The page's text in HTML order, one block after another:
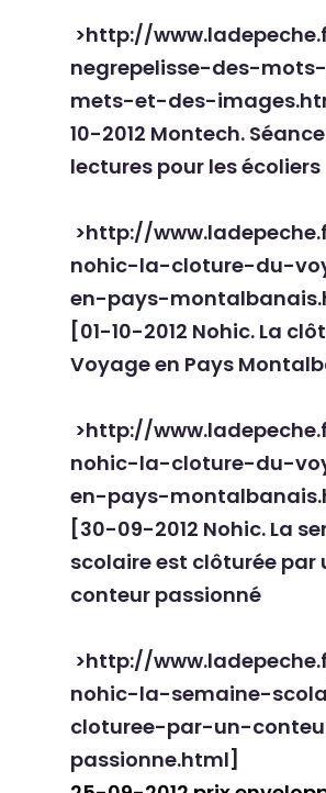
>http://
negrepelisse-des-
mets-et-des-
10-2012 Montech.
lectures pour les écoliers
>http://
nohic-la-cloture-du-
en-pays-
[01-10-2012 Nohic. La
Voyage en Pays
>http://
nohic-la-cloture-du-
en-pays-
[30-09-2012 Nohic. La
scolaire est clôturée par
conteur passionné
>http://
nohic-la-semaine-
cloturee-par-un-
passionne.html]